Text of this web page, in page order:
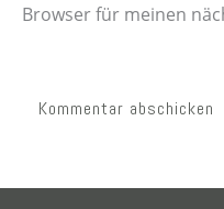
Browser für meinen